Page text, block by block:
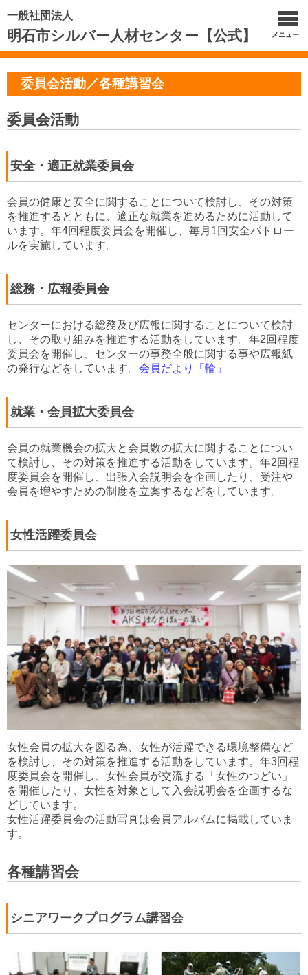
一般社団法人
明石市シルバー人材センター【公式】 メニュー
委員会活動／各種講習会
委員会活動
安全・適正就業委員会
会員の健康と安全に関することについて検討し、その対策
を推進するとともに、適正な就業を進めるために活動して
います。年4回程度委員会を開催し、毎月1回安全パトロー
ルを実施しています。
総務・広報委員会
センターにおける総務及び広報に関することについて検討
し、その取り組みを推進する活動をしています。年2回程度
委員会を開催し、センターの事務全般に関する事や広報紙
の発行などをしています。 会員だより「輪」
就業・会員拡大委員会
会員の就業機会の拡大と会員数の拡大に関することについ
て検討し、その対策を推進する活動をしています。年2回程
度委員会を開催し、出張入会説明会を企画したり、受注や
会員を増やすための制度を立案するなどをしています。
女性活躍委員会
女性会員の拡大を図る為、女性が活躍できる環境整備など
を検討し、その対策を推進する活動をしています。年3回程
度委員会を開催し、女性会員が交流する「女性のつどい」
を開催したり、女性を対象として入会説明会を企画するな
どしています。
女性活躍委員会の活動写真は会員アルバムに掲載していま
す。
各種講習会
シニアワークプログラム講習会